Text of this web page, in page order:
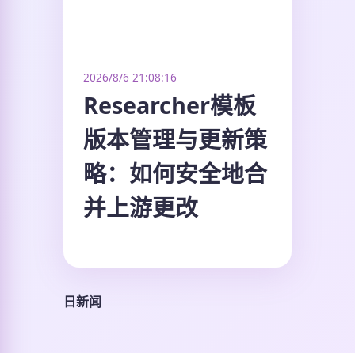
2026/8/6 21:08:16
Researcher模板
版本管理与更新策
略：如何安全地合
并上游更改
日新闻